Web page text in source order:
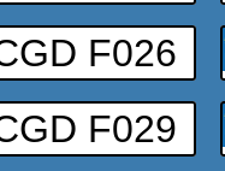
F026
F029